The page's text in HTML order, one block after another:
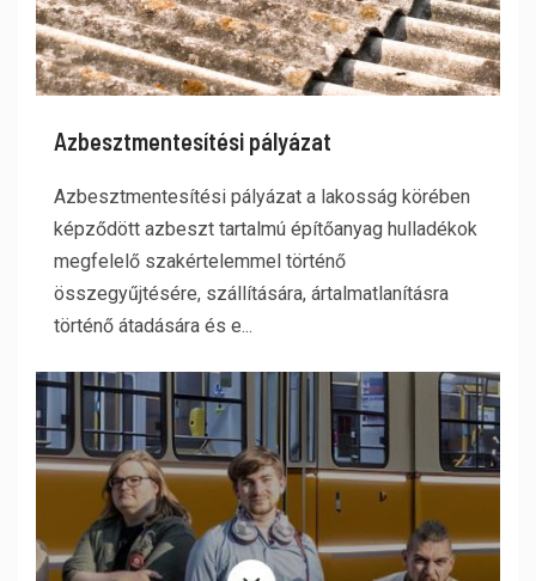
Azbesztmentesítési pályázat
Azbesztmentesítési pályázat a lakosság körében
képződött azbeszt tartalmú építőanyag hulladékok
megfelelő szakértelemmel történő
összegyűjtésére, szállítására, ártalmatlanításra
történő átadására és e...